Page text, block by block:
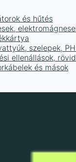
és hűtés
szelepek,
ellenállások,
és mások